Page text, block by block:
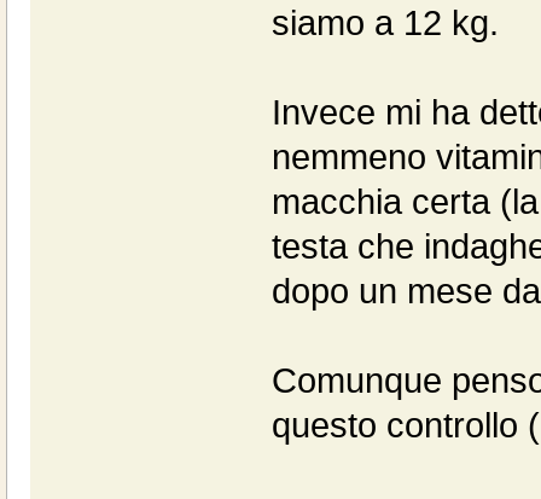
siamo a 12 kg.
Invece mi ha
nemmeno
macchia certa
testa che
dopo un mese
Comunque
questo controllo